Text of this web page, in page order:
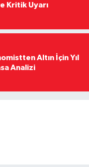
Kritik Uyarı
Altın İçin Yıl
Analizi